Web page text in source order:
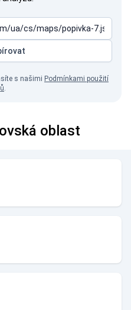
s našimi Podmínkami použití
.
oblast